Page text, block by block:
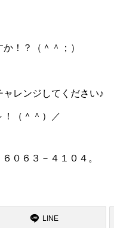
！？（＾＾；）
レンジしてください♪
（＾＾）／
０６３－４１０４。
LINE